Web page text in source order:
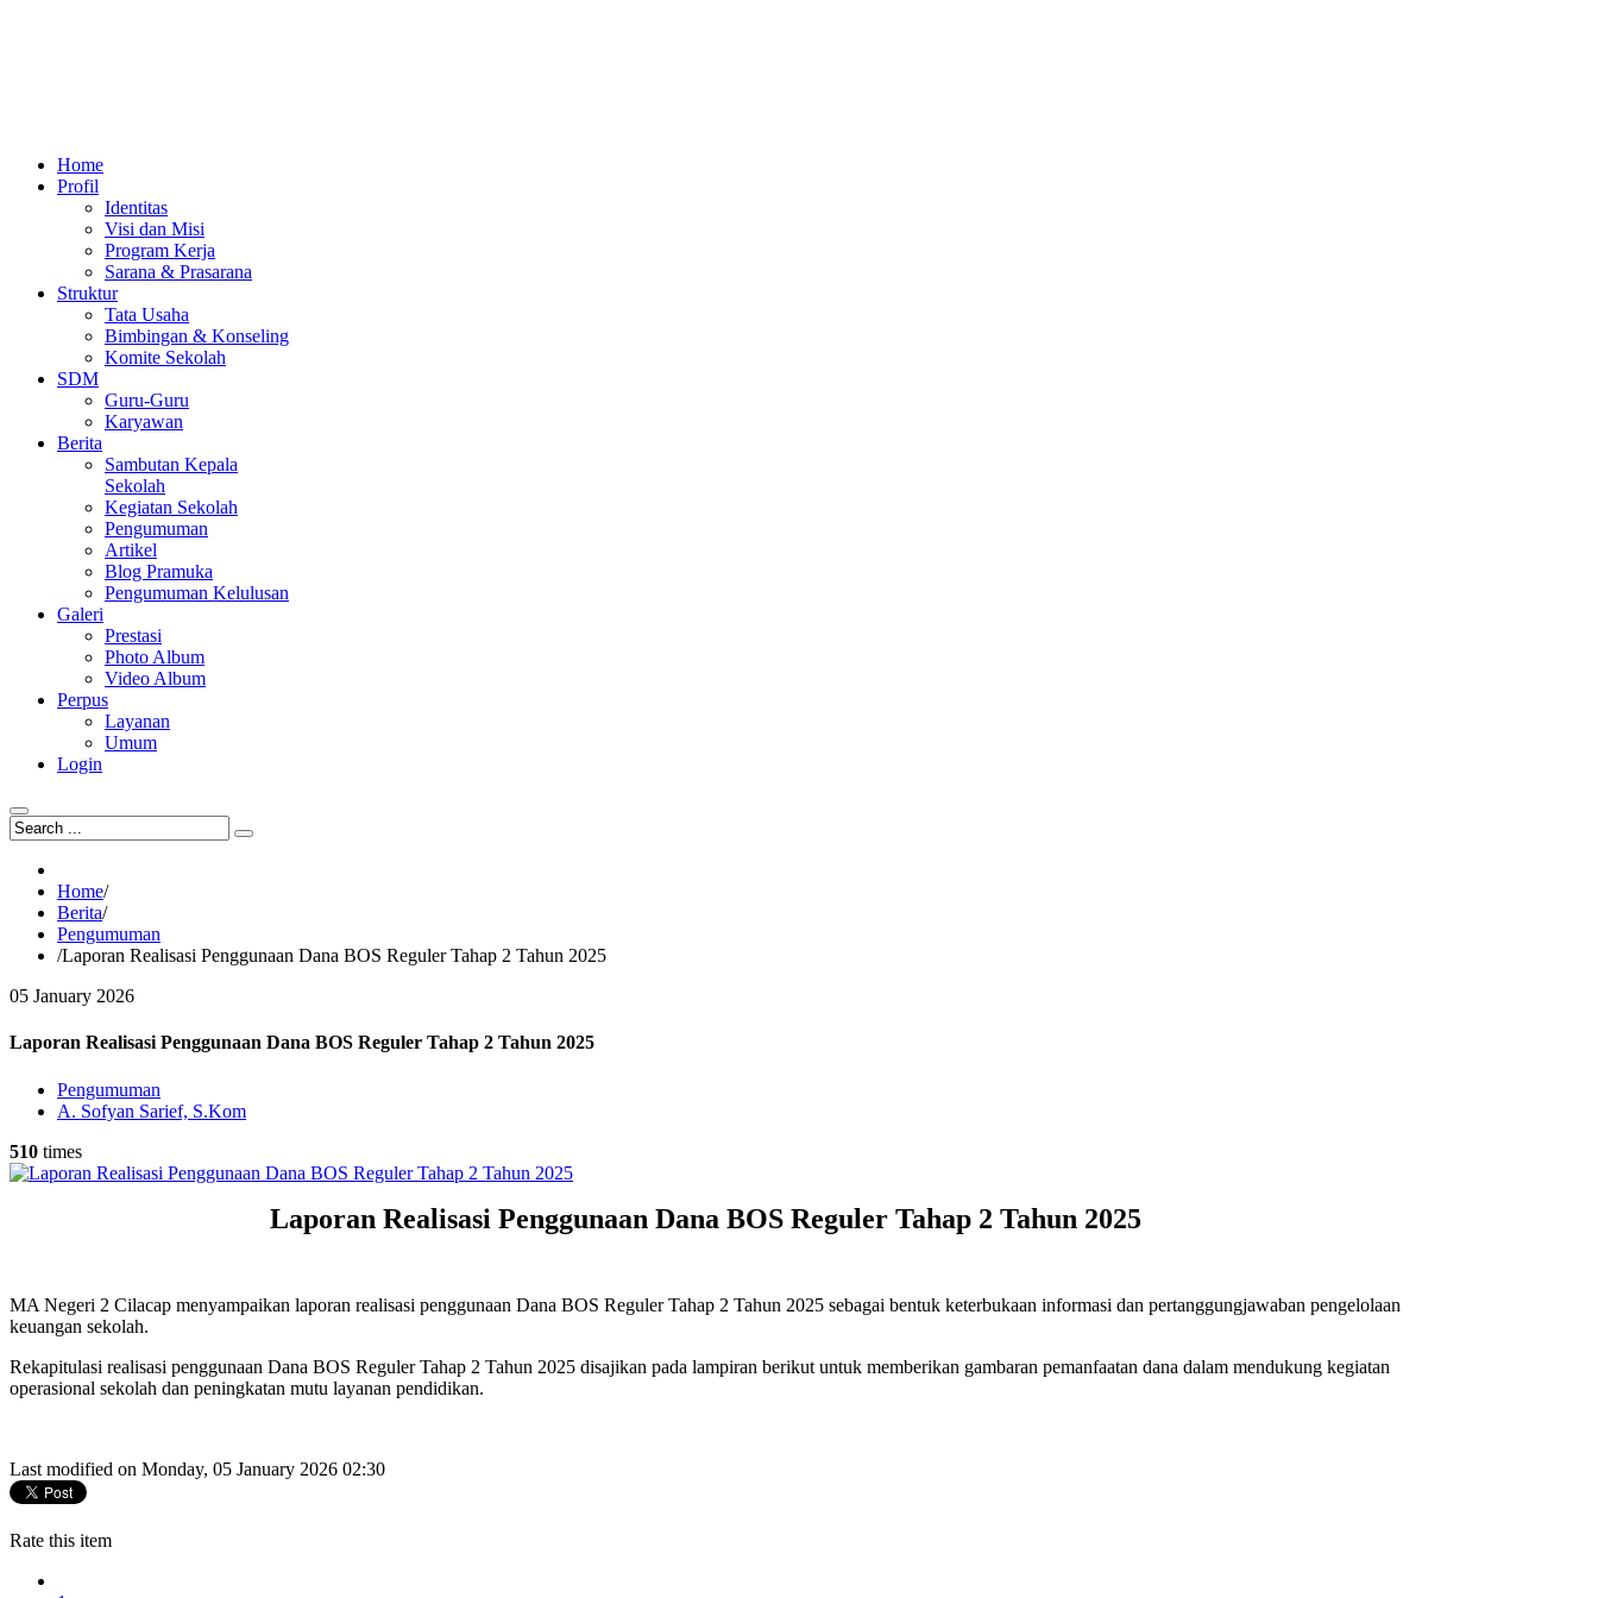
Home
Profil
Identitas
Visi dan Misi
Program Kerja
Sarana & Prasarana
Struktur
Tata Usaha
Bimbingan & Konseling
Komite Sekolah
SDM
Guru-Guru
Karyawan
Berita
Sambutan Kepala
Sekolah
Kegiatan Sekolah
Pengumuman
Artikel
Blog Pramuka
Pengumuman Kelulusan
Galeri
Prestasi
Photo Album
Video Album
Perpus
Layanan
Umum
Login
Home/
Berita/
Pengumuman
/Laporan Realisasi Penggunaan Dana BOS Reguler Tahap 2 Tahun 2025
05 January 2026
Laporan Realisasi Penggunaan Dana BOS Reguler Tahap 2 Tahun 2025
Pengumuman
A. Sofyan Sarief, S.Kom
510 times
Laporan Realisasi Penggunaan Dana BOS Reguler Tahap 2 Tahun 2025
MA Negeri 2 Cilacap menyampaikan laporan realisasi penggunaan Dana BOS Reguler Tahap 2 Tahun 2025 sebagai bentuk keterbukaan informasi dan pertanggungjawaban pengelolaan
keuangan sekolah.
Rekapitulasi realisasi penggunaan Dana BOS Reguler Tahap 2 Tahun 2025 disajikan pada lampiran berikut untuk memberikan gambaran pemanfaatan dana dalam mendukung kegiatan
operasional sekolah dan peningkatan mutu layanan pendidikan.
Last modified on Monday, 05 January 2026 02:30
Rate this item